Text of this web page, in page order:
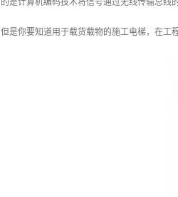
的是计算机编码技术将信号通过无线传输总线
但是你要知道用于载货载物的施工电梯，在工